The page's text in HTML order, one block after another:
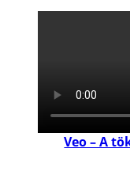
Veo – A